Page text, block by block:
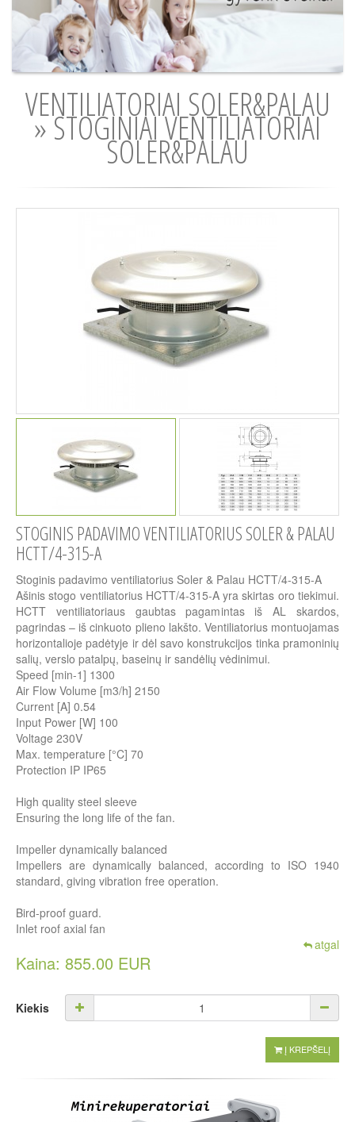
VENTILIATORIAI SOLER&PALAU
» STOGINIAI VENTILIATORIAI
SOLER&PALAU
STOGINIS PADAVIMO VENTILIATORIUS SOLER & PALAU
HCTT/4-315-A
Stoginis padavimo ventiliatorius Soler & Palau HCTT/4-315-A
Ašinis stogo ventiliatorius HCTT/4-315-A yra skirtas oro tiekimui.
HCTT ventiliatoriaus gaubtas pagamintas iš AL skardos,
pagrindas – iš cinkuoto plieno lakšto. Ventiliatorius montuojamas
horizontalioje padėtyje ir dėl savo konstrukcijos tinka pramoninių
salių, verslo patalpų, baseinų ir sandėlių vėdinimui.
Speed [min-1] 1300
Air Flow Volume [m3/h] 2150
Current [A] 0.54
Input Power [W] 100
Voltage 230V
Max. temperature [°C] 70
Protection IP IP65
High quality steel sleeve
Ensuring the long life of the fan.
Impeller dynamically balanced
Impellers are dynamically balanced, according to ISO 1940
standard, giving vibration free operation.
Bird-proof guard.
Inlet roof axial fan
atgal
Kaina: 855.00 EUR
Kiekis
Į KREPŠELĮ